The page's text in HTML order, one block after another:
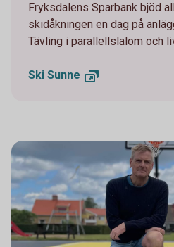
Fryksdalens Sparbank bjöd
skidåkningen en dag på
Tävling i parallellslalom och
Ski Sunne